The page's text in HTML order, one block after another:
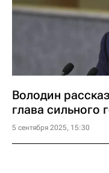
Володин
глава сильного
5 сентября 2025, 15:30